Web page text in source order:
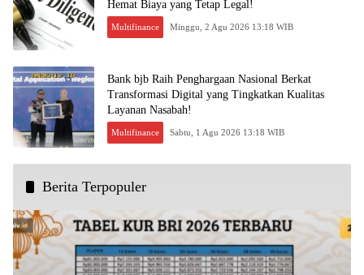
Hemat Biaya yang Tetap Legal!
Multifinance Minggu, 2 Agu 2026 13:18 WIB
Bank bjb Raih Penghargaan Nasional Berkat
Transformasi Digital yang Tingkatkan Kualitas
Layanan Nasabah!
Multifinance Sabtu, 1 Agu 2026 13:18 WIB
Berita Terpopuler